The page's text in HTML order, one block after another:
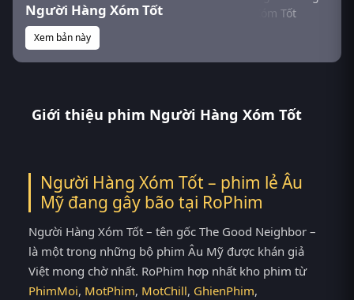
Người Hàng Xóm Tốt
Xem bản này
Giới thiệu phim Người Hàng Xóm Tốt
Người Hàng Xóm Tốt – phim lẻ Âu
Mỹ đang gây bão tại RoPhim
Người Hàng Xóm Tốt – tên gốc The Good Neighbor –
là một trong những bộ phim Âu Mỹ được khán giả
Việt mong chờ nhất. RoPhim hợp nhất kho phim từ
PhimMoi, MotPhim, MotChill, GhienPhim,